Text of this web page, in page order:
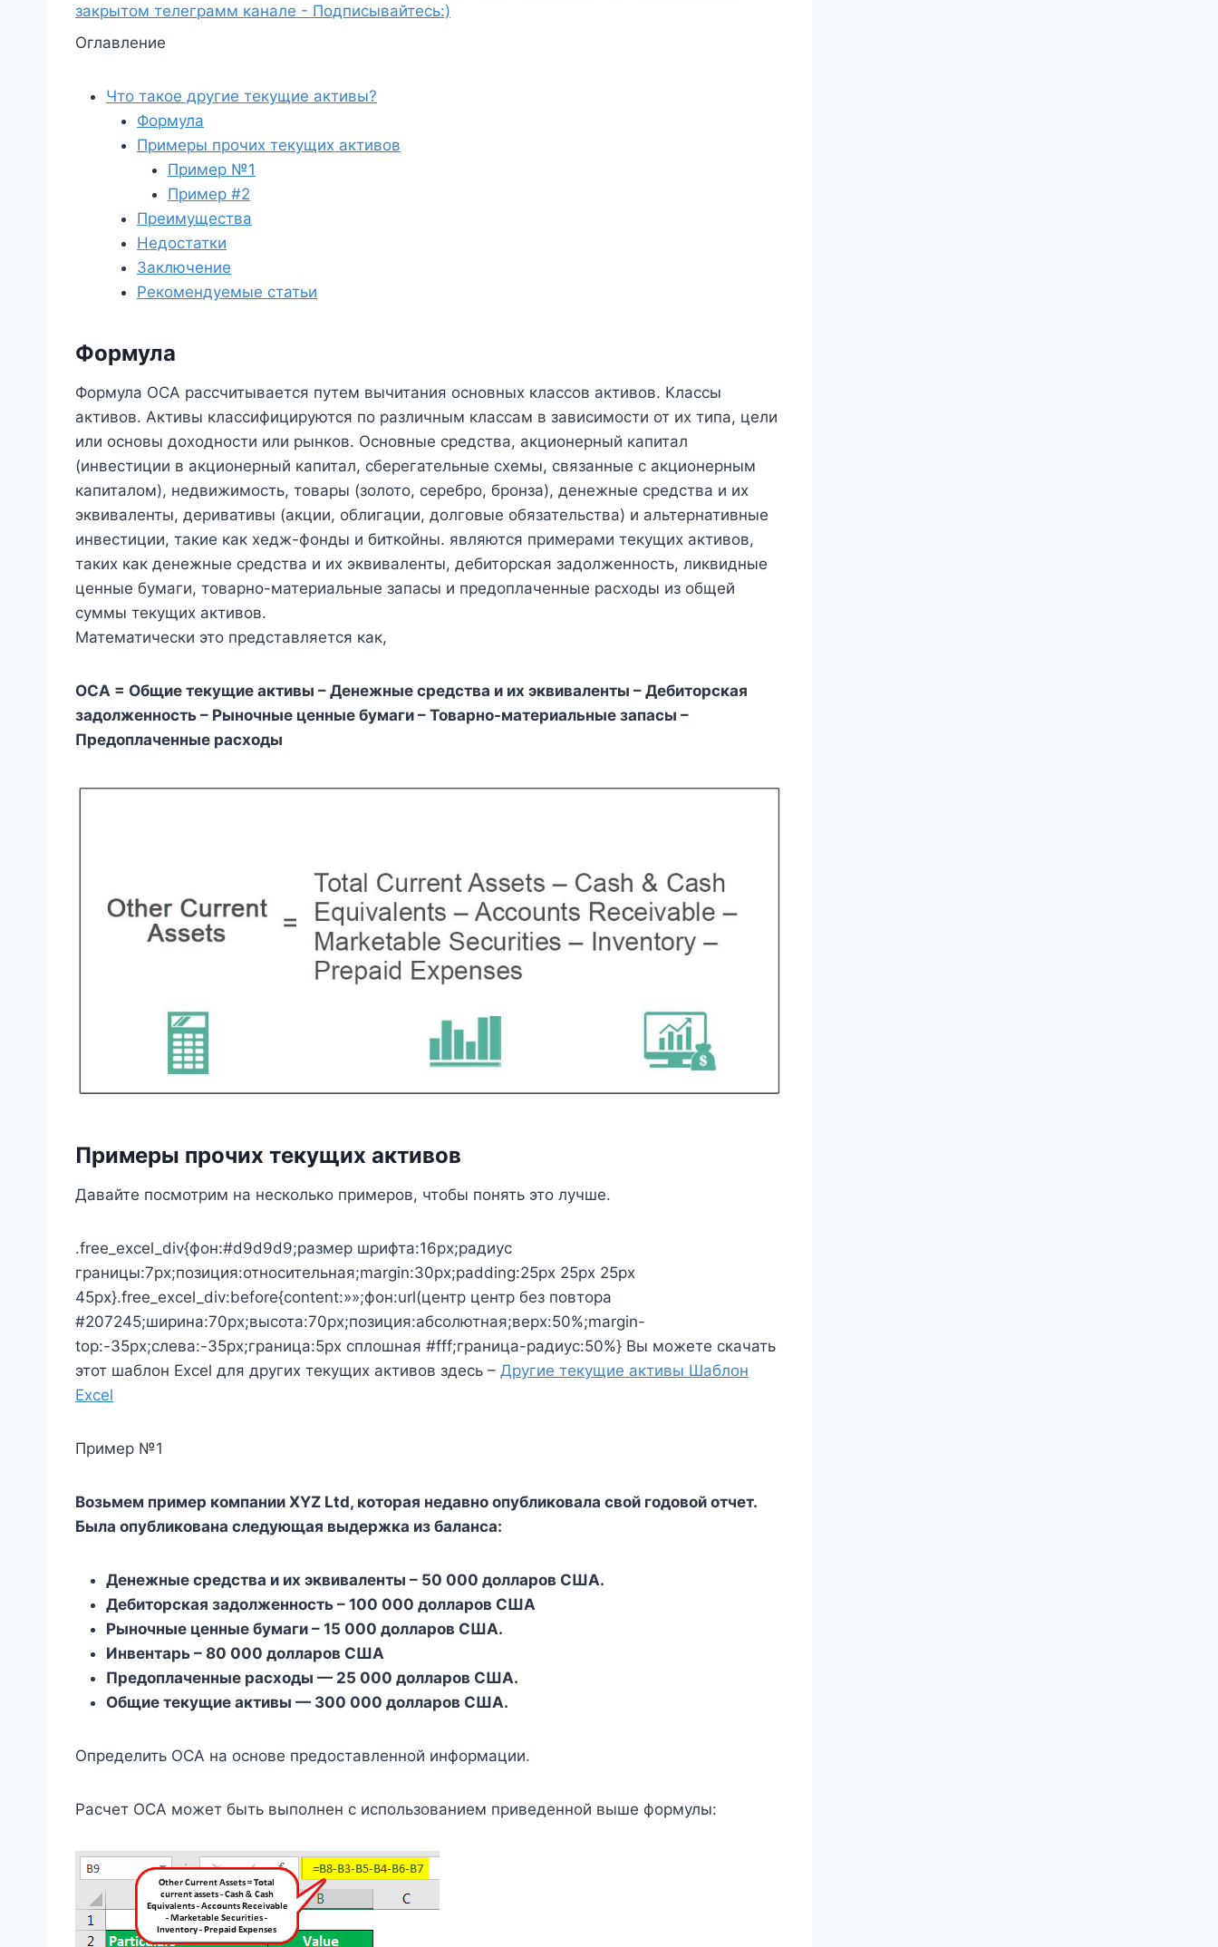
закрытом телеграмм канале - Подписывайтесь:)
Оглавление
Что такое другие текущие активы?
Формула
Примеры прочих текущих активов
Пример №1
Пример #2
Преимущества
Недостатки
Заключение
Рекомендуемые статьи
Формула
Формула OCA рассчитывается путем вычитания основных классов активов. Классы
активов. Активы классифицируются по различным классам в зависимости от их типа, цели
или основы доходности или рынков. Основные средства, акционерный капитал
(инвестиции в акционерный капитал, сберегательные схемы, связанные с акционерным
капиталом), недвижимость, товары (золото, серебро, бронза), денежные средства и их
эквиваленты, деривативы (акции, облигации, долговые обязательства) и альтернативные
инвестиции, такие как хедж-фонды и биткойны. являются примерами текущих активов,
таких как денежные средства и их эквиваленты, дебиторская задолженность, ликвидные
ценные бумаги, товарно-материальные запасы и предоплаченные расходы из общей
суммы текущих активов.
Математически это представляется как,
OCA = Общие текущие активы – Денежные средства и их эквиваленты – Дебиторская
задолженность – Рыночные ценные бумаги – Товарно-материальные запасы –
Предоплаченные расходы
Примеры прочих текущих активов
Давайте посмотрим на несколько примеров, чтобы понять это лучше.
.free_excel_div{фон:#d9d9d9;размер шрифта:16px;радиус
границы:7px;позиция:относительная;margin:30px;padding:25px 25px 25px
45px}.free_excel_div:before{content:»»;фон:url(центр центр без повтора
#207245;ширина:70px;высота:70px;позиция:абсолютная;верх:50%;margin-
top:-35px;слева:-35px;граница:5px сплошная #fff;граница-радиус:50%} Вы можете скачать
этот шаблон Excel для других текущих активов здесь – Другие текущие активы Шаблон
Excel
Пример №1
Возьмем пример компании XYZ Ltd, которая недавно опубликовала свой годовой отчет.
Была опубликована следующая выдержка из баланса:
Денежные средства и их эквиваленты – 50 000 долларов США.
Дебиторская задолженность – 100 000 долларов США
Рыночные ценные бумаги – 15 000 долларов США.
Инвентарь – 80 000 долларов США
Предоплаченные расходы — 25 000 долларов США.
Общие текущие активы — 300 000 долларов США.
Определить ОСА на основе предоставленной информации.
Расчет OCA может быть выполнен с использованием приведенной выше формулы: